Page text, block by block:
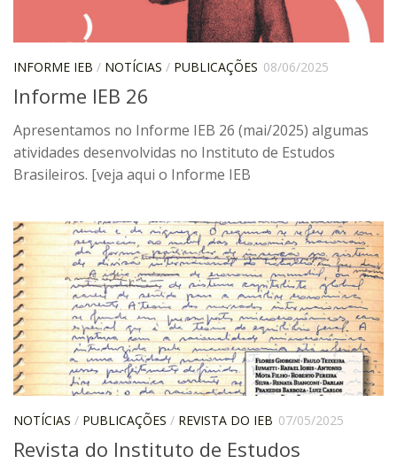
Pós-Doutorado
Pesquisador Colaborador
Iniciação Científica
Pré-Iniciação Científica
GIP
Pró-Reitoria de Pesquisa e Inovação
Extensão
Cursos
Criação de Curso
Isenção
Comissões
CAAF
CaC
CD
INFORME IEB / NOTÍCIAS / PUBLICAÇÕES 08/06/2025
Informe IEB 26
Apresentamos no Informe IEB 26 (mai/2025) algumas
atividades desenvolvidas no Instituto de Estudos
Brasileiros. [veja aqui o Informe IEB
NOTÍCIAS / PUBLICAÇÕES / REVISTA DO IEB 07/05/2025
Revista do Instituto de Estudos